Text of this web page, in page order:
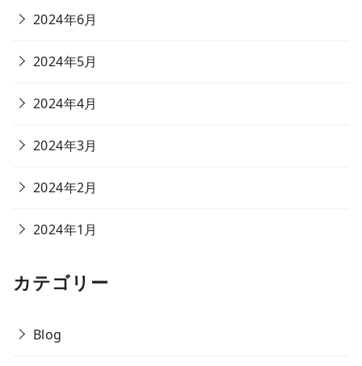
2024年6月
2024年5月
2024年4月
2024年3月
2024年2月
2024年1月
カテゴリー
Blog